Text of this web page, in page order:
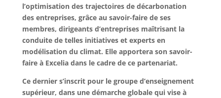
l’optimisation des trajectoires de décarbonation
des entreprises, grâce au savoir-faire de ses
membres, dirigeants d’entreprises maîtrisant la
conduite de telles initiatives et experts en
modélisation du climat. Elle apportera son savoir-
faire à Excelia dans le cadre de ce partenariat.
Ce dernier s’inscrit pour le groupe d’enseignement
supérieur, dans une démarche globale qui vise à